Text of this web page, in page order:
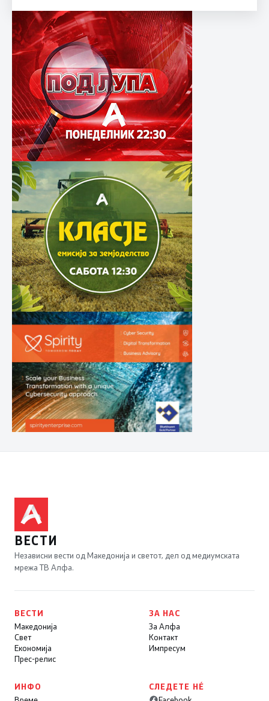
ВЕСТИ
Независни вести од Македонија и светот, дел од медиумската
мрежа ТВ Алфа.
ВЕСТИ
Македонија
Свет
Економија
Прес-релис
ЗА НАС
За Алфа
Контакт
Импресум
ИНФО
СЛЕДЕТЕ НÉ